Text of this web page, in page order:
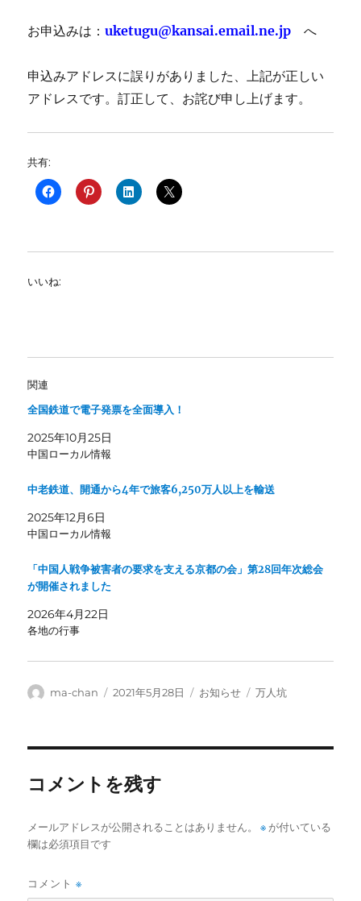
お申込みは：uketugu@kansai.email.ne.jp へ
申込みアドレスに誤りがありました、上記が正しい
アドレスです。訂正して、お詫び申し上げます。
共有:
いいね:
関連
全国鉄道で電子発票を全面導入！
2025年10月25日
中国ローカル情報
中老鉄道、開通から4年で旅客6,250万人以上を輸送
2025年12月6日
中国ローカル情報
「中国人戦争被害者の要求を支える京都の会」第28回年次総会
が開催されました
2026年4月22日
各地の行事
投
ma-chan
投
2021年5月28日
カ
お知らせ
タ
万人坑
コメントを残す
メールアドレスが公開されることはありません。 ※ が付いている
欄は必須項目です
コメント※